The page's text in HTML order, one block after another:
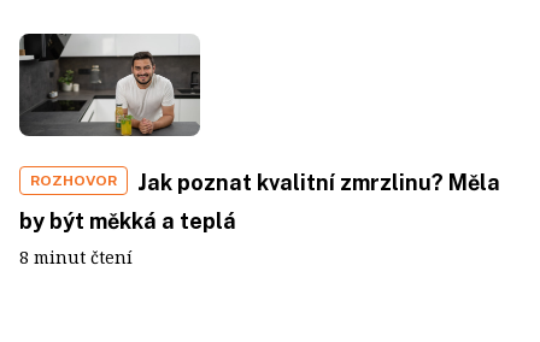
ROZHOVOR
Jak poznat kvalitní zmrzlinu? Měla
by být měkká a teplá
8 minut čtení